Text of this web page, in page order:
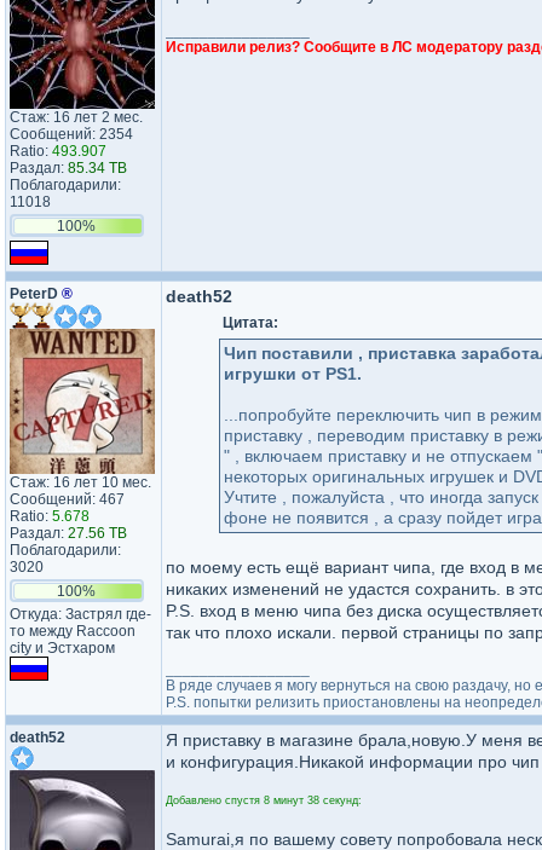
Стаж: 16 лет 2 мес.
Сообщений: 2354
Ratio: 493.907
Раздал: 85.34 TB
Поблагодарили:
11018
100%
Исправили релиз? Сообщите в ЛС модератору
PeterD ®
Стаж: 16 лет 10 мес.
Сообщений: 467
Ratio: 5.678
Раздал: 27.56 TB
Поблагодарили:
3020
100%
Откуда: Застрял где-
то между Raccoon
city и Эстхаром
death52
Цитата:
Чип поставили , приставка
игрушки от PS1.
...попробуйте переключить чип в
приставку , переводим приставку в
" , включаем приставку и не
некоторых оригинальных игрушек и
Учтите , пожалуйста , что иногда
фоне не появится , а сразу пойдет
по моему есть ещё вариант чипа, где вход в
никаких изменений не удастся сохранить. в
P.S. вход в меню чипа без диска
так что плохо искали. первой страницы по
В ряде случаев я могу вернуться на свою раздачу,
P.S. попытки релизить приостановлены на
death52
Я приставку в магазине брала,новую.У меня
и конфигурация.Никакой информации про
Добавлено спустя 8 минут 38 секунд:
Samurai,я по вашему совету попробовала